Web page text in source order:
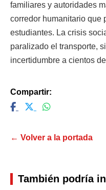
familiares y autoridades
corredor humanitario que
estudiantes. La crisis
paralizado el transporte,
incertidumbre a cientos
Compartir:
← Volver a la portada
También podría